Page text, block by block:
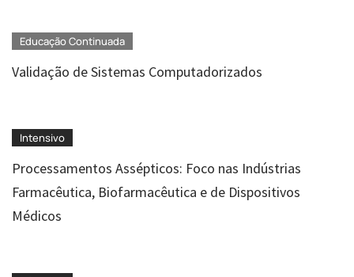
Educação Continuada
Validação de Sistemas Computadorizados
Intensivo
Processamentos Assépticos: Foco nas Indústrias
Farmacêutica, Biofarmacêutica e de Dispositivos
Médicos